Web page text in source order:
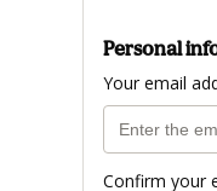
Personal
Your email
Confirm your